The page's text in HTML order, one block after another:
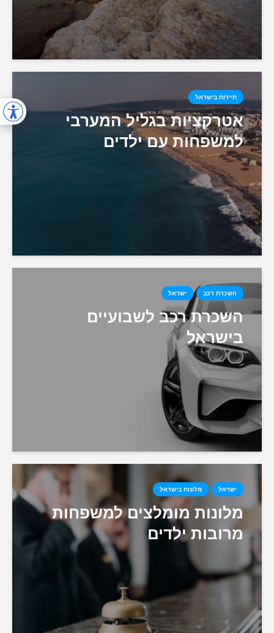
תיירות בישראל
אטרקציות בגליל המערבי
למשפחות עם ילדים
השכרת רכב ישראל
השכרת רכב לשבועיים
בישראל
ישראל מלונות בישראל
מלונות מומלצים למשפחות
מרובות ילדים